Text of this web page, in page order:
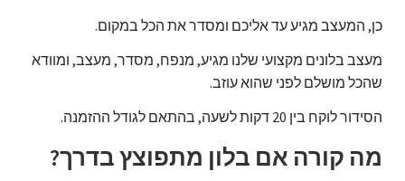
כן, המעצב מגיע עד אליכם ומסדר את הכל במקום.
מעצב בלונים מקצועי שלנו מגיע, מנפח, מסדר, מעצב, ומוודא
שהכל מושלם לפני שהוא עוזב.
הסידור לוקח בין 20 דקות לשעה, בהתאם לגודל ההזמנה.
מה קורה אם בלון מתפוצץ בדרך?